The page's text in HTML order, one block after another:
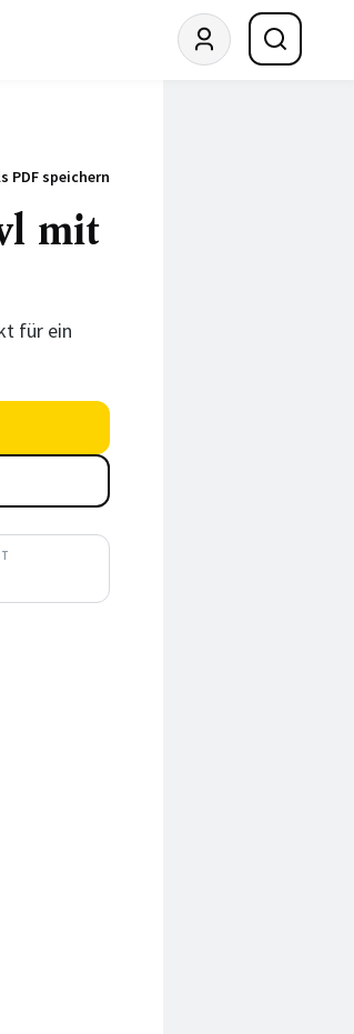
PDF speichern
mit
für ein